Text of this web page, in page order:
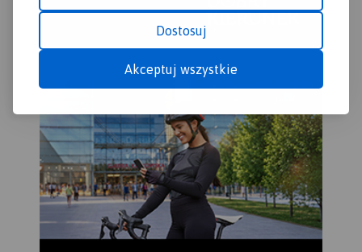
Dostosuj
Akceptuj wszystkie